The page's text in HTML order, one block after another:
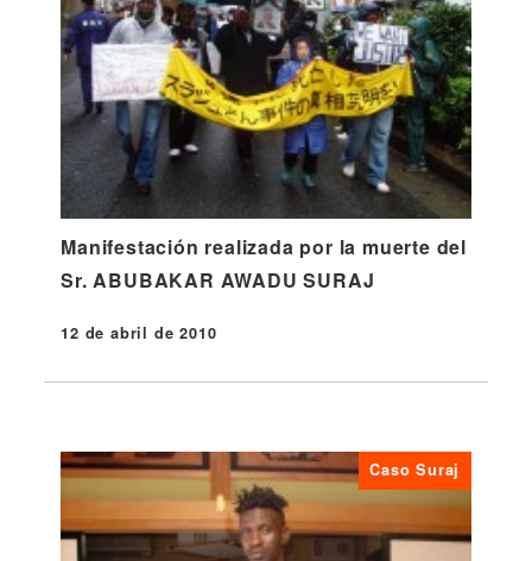
Manifestación realizada por la muerte del
Sr. ABUBAKAR AWADU SURAJ
Publicado
12 de abril de 2010
Caso Suraj